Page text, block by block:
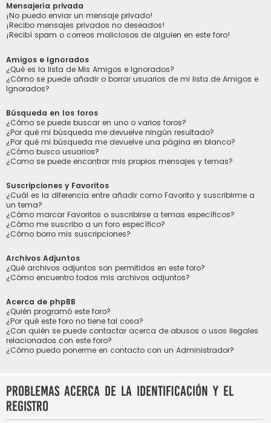
Mensajería privada
¡No puedo enviar un mensaje privado!
¡Recibo mensajes privados no deseados!
¡Recibí spam o correos maliciosos de alguien en este foro!
Amigos e Ignorados
¿Qué es la lista de Mis Amigos e Ignorados?
¿Cómo se puede añadir o borrar usuarios de mi lista de Amigos e
Ignorados?
Búsqueda en los foros
¿Cómo se puede buscar en uno o varios foros?
¿Por qué mi búsqueda me devuelve ningún resultado?
¿Por qué mi búsqueda me devuelve una página en blanco?
¿Cómo busco usuarios?
¿Como se puede encontrar mis propios mensajes y temas?
Suscripciones y Favoritos
¿Cuál es la diferencia entre añadir como Favorito y suscribirme a
un tema?
¿Cómo marcar Favoritos o suscribirse a temas específicos?
¿Cómo me suscribo a un foro específico?
¿Cómo borro mis suscripciones?
Archivos Adjuntos
¿Qué archivos adjuntos son permitidos en este foro?
¿Cómo encuentro todos mis archivos adjuntos?
Acerca de phpBB
¿Quién programó este foro?
¿Por qué este foro no tiene tal cosa?
¿Con quién se puede contactar acerca de abusos o usos ilegales
relacionados con este foro?
¿Cómo puedo ponerme en contacto con un Administrador?
Problemas acerca de la identificación y el
registro